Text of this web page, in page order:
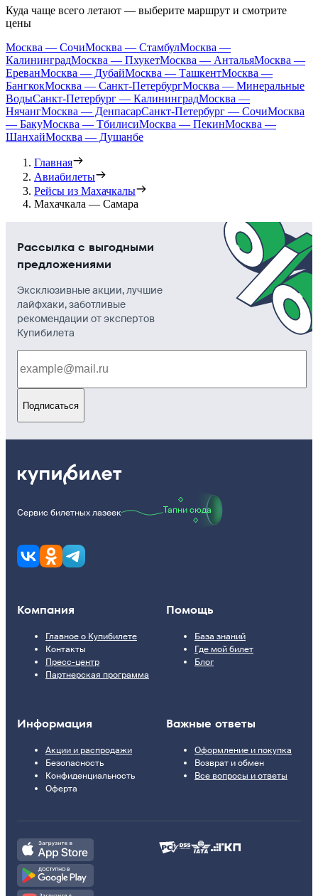
Куда чаще всего летают — выберите маршрут и смотрите
цены
Москва — СочиМосква — СтамбулМосква —
КалининградМосква — ПхукетМосква — АнтальяМосква —
ЕреванМосква — ДубайМосква — ТашкентМосква —
БангкокМосква — Санкт-ПетербургМосква — Минеральные
ВодыСанкт-Петербург — КалининградМосква —
НячангМосква — ДенпасарСанкт-Петербург — СочиМосква
— БакуМосква — ТбилисиМосква — ПекинМосква —
ШанхайМосква — Душанбе
Главная
Авиабилеты
Рейсы из Махачкалы
Махачкала — Самара
Рассылка с выгодными
предложениями
Эксклюзивные акции, лучшие
лайфхаки, заботливые
рекомендации от экспертов
Купибилета
Подписаться
Сервис билетных лазеек Тапни сюда
Компания
Главное о Купибилете
Контакты
Пресс-центр
Партнерская программа
Помощь
База знаний
Где мой билет
Блог
Информация
Акции и распродажи
Безопасность
Конфиденциальность
Оферта
Важные ответы
Оформление и покупка
Возврат и обмен
Все вопросы и ответы